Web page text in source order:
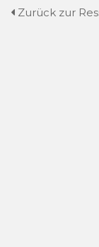
Zurück zur